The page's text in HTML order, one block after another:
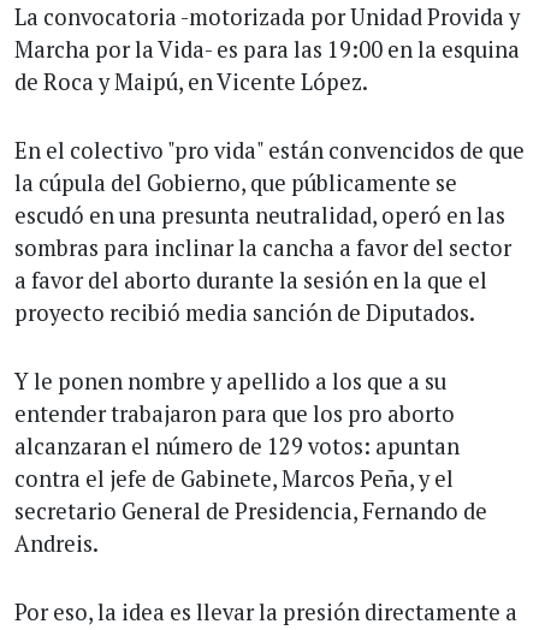
La convocatoria -motorizada por Unidad Provida y
Marcha por la Vida- es para las 19:00 en la esquina
de Roca y Maipú, en Vicente López.
En el colectivo "pro vida" están convencidos de que
la cúpula del Gobierno, que públicamente se
escudó en una presunta neutralidad, operó en las
sombras para inclinar la cancha a favor del sector
a favor del aborto durante la sesión en la que el
proyecto recibió media sanción de Diputados.
Y le ponen nombre y apellido a los que a su
entender trabajaron para que los pro aborto
alcanzaran el número de 129 votos: apuntan
contra el jefe de Gabinete, Marcos Peña, y el
secretario General de Presidencia, Fernando de
Andreis.
Por eso, la idea es llevar la presión directamente a